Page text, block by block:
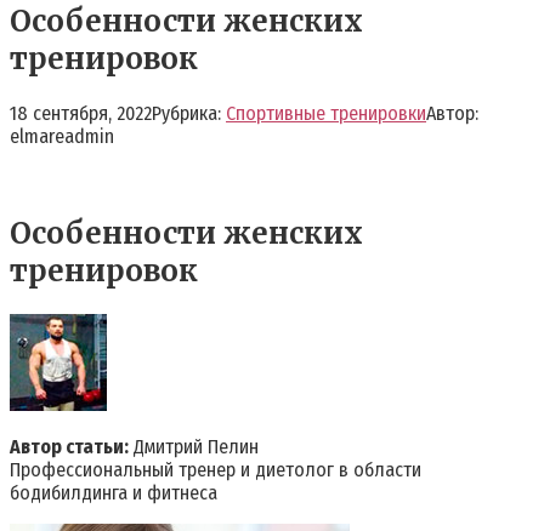
Особенности женских
тренировок
18 сентября, 2022Рубрика: Спортивные тренировкиАвтор:
elmareadmin
Особенности женских
тренировок
Автор статьи: Дмитрий Пелин
Профессиональный тренер и диетолог в области
бодибилдинга и фитнеса